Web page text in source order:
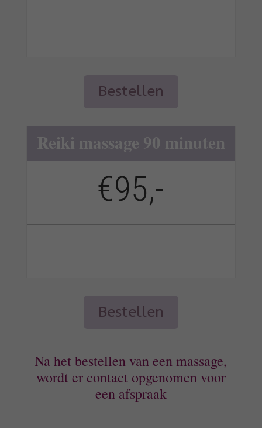
Bestellen
e
r
n
e
Reiki massage 90 minuten
€95,-
Bestellen
r
Na het bestellen van een massage,
wordt er contact opgenomen voor
een afspraak